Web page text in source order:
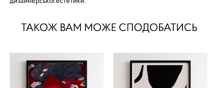
ТАКОЖ ВАМ МОЖЕ СПОДОБАТИСЬ